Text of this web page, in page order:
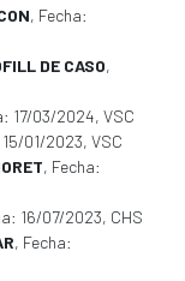
, Fecha:
DE CASO,
17/03/2024, VSC
01/2023, VSC
, Fecha:
16/07/2023, CHS
, Fecha: